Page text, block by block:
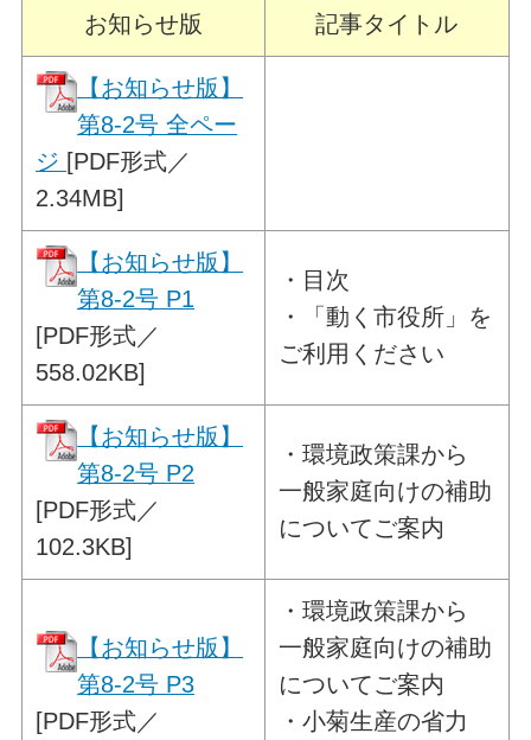
お知らせ版 記事タイトル
【お知らせ版】
第8-2号 全ペー
ジ [PDF形式／
2.34MB]
【お知らせ版】
第8-2号 P1
[PDF形式／
558.02KB]
・目次
・
「動く市役所」を
ご利用ください
【お知らせ版】
第8-2号 P2
[PDF形式／
102.3KB]
・環境政策課から
一般家庭向けの補助
についてご案内
【お知らせ版】
第8-2号 P3
[PDF形式／
・環境政策課から
一般家庭向けの補助
についてご案内
・小菊生産の省力